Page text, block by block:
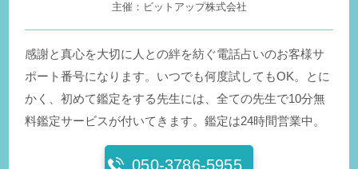
ビットアップ株式会社
感謝と真心を大切に人との絆を紡ぐ電話占いのお客様サ
ポート番号になります。いつでも何度試してもOK。とに
かく、初めて鑑定をする先生には、全ての先生で10分無
料鑑定サービスが付いてきます。鑑定は24時間営業中。
050-3786-5955